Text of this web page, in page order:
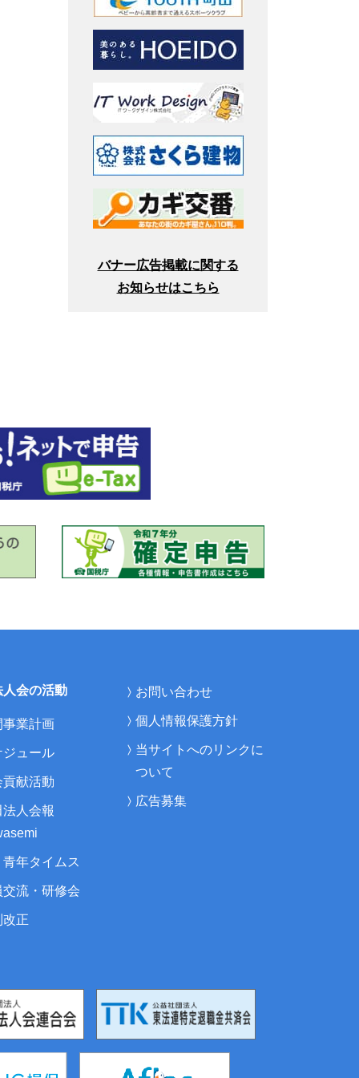
バナー広告掲載に関する
お知らせはこちら
人会の活動
事業計画
ジュール
貢献活動
人会報
年タイムス
交流・研修会
改正
お問い合わせ
個人情報保護方針
当サイトへのリンクに
ついて
広告募集